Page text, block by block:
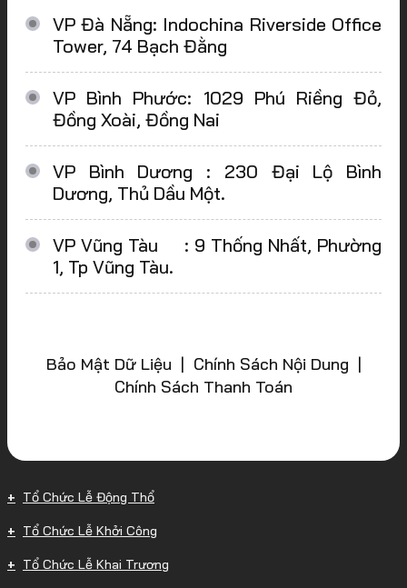
VP Đà Nẵng: Indochina Riverside Office
Tower, 74 Bạch Đằng
VP Bình Phước: 1029 Phú Riềng Đỏ,
Đồng Xoài, Đồng Nai
VP Bình Dương : 230 Đại Lộ Bình
Dương, Thủ Dầu Một.
VP Vũng Tàu : 9 Thống Nhất, Phường
1, Tp Vũng Tàu.
Bảo Mật Dữ Liệu | Chính Sách Nội Dung |
Chính Sách Thanh Toán
Tổ Chức Lễ Động Thổ
Tổ Chức Lễ Khởi Công
Tổ Chức Lễ Khai Trương